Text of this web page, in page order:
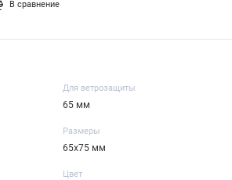
В сравнение
Для ветрозащиты
65 мм
Размеры
65х75 мм
Цвет